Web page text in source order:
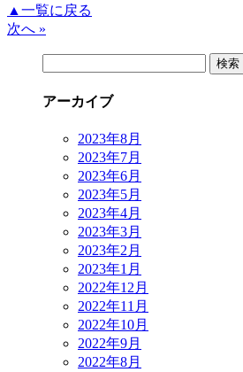
▲一覧に戻る
次へ »
アーカイブ
2023年8月
2023年7月
2023年6月
2023年5月
2023年4月
2023年3月
2023年2月
2023年1月
2022年12月
2022年11月
2022年10月
2022年9月
2022年8月